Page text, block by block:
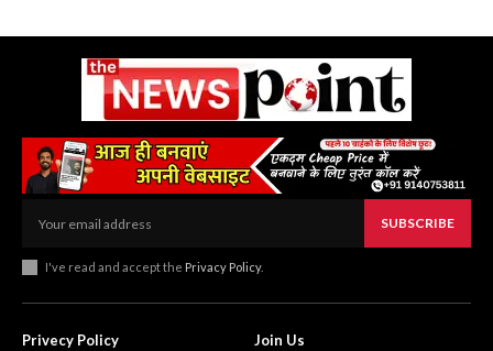
SUBSCRIBE
I've read and accept the Privacy Policy.
Privecy Policy
Join Us